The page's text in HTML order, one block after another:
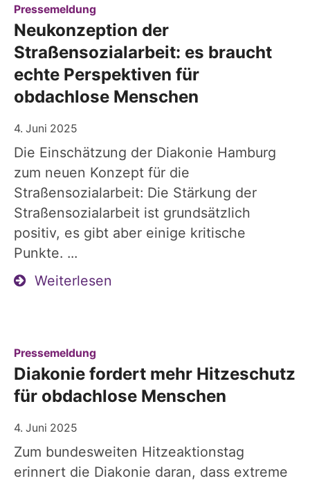
Pressemeldung
Neukonzeption der
Straßensozialarbeit: es braucht
echte Perspektiven für
obdachlose Menschen
4. Juni 2025
Die Einschätzung der Diakonie Hamburg
zum neuen Konzept für die
Straßensozialarbeit: Die Stärkung der
Straßensozialarbeit ist grundsätzlich
positiv, es gibt aber einige kritische
Punkte. ...
Weiterlesen
Pressemeldung
Diakonie fordert mehr Hitzeschutz
für obdachlose Menschen
4. Juni 2025
Zum bundesweiten Hitzeaktionstag
erinnert die Diakonie daran, dass extreme